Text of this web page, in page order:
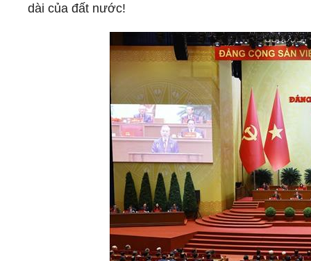
dài của đất nước!